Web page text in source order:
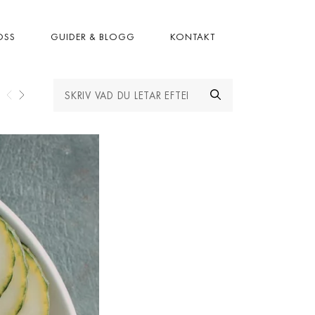
GUIDER & BLOGG KONTAKT